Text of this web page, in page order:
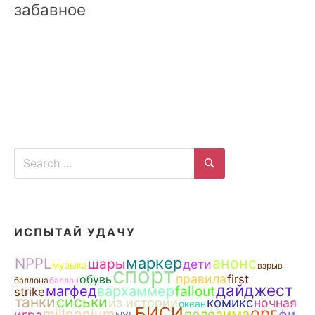
забавное
Search
Search
ИСПЫТАЙ УДАЧУ
NPPLмузыкашарымаркердетианонс взрыв
баллонабаллонобувьспортправилаfirst
strikeмагфедвархаммерfalloutдайджест
танкисиськииз историиокеанкомиксночная